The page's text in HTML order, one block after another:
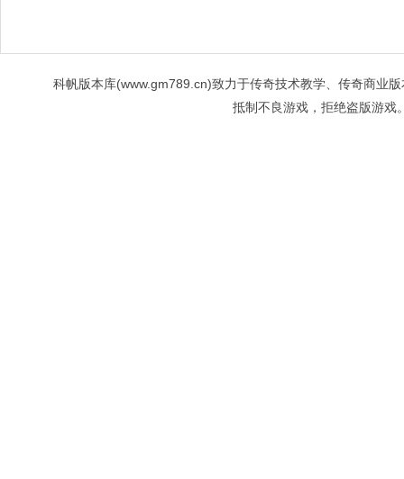
科帆版本库(www.gm789.cn)致力于传奇技术教学、传奇商业
抵制不良游戏，拒绝盗版游戏